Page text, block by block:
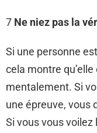
7 Ne niez pas la
Si une personne
cela montre
mentalement. Si
une épreuve, vous
Si vous vous